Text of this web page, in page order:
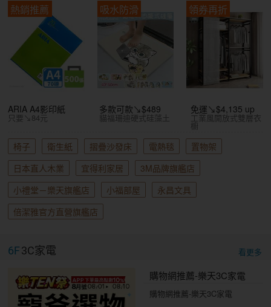
熱銷推薦
ARIA A4影印紙
只要↘84元
吸水防滑
多款可款↘$489
貓福珊迪硬式硅藻土
領券再折
免運↘$4,135 up
工業風開放式雙層衣
櫥
椅子 衛生紙 摺疊沙發床 電熱毯
置物架
日本直人木業
宜得利家居
3M品牌旗艦店
小禮堂－樂天旗艦店
小福部屋
永昌文具
倍潔雅官方直營旗艦店
6F3C家電 看更多
購物網推薦-樂天3C家電
購物網推薦-樂天3C家電